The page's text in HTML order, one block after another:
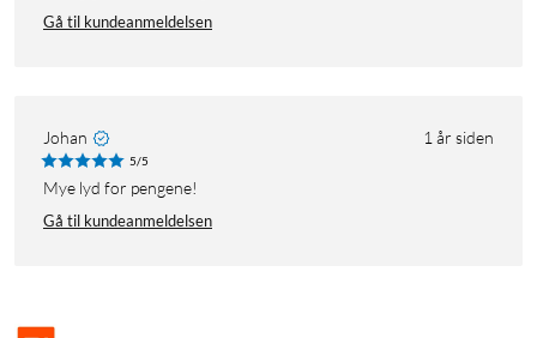
Gå til kundeanmeldelsen
Johan 1 år siden
5/5
Mye lyd for pengene!
Gå til kundeanmeldelsen